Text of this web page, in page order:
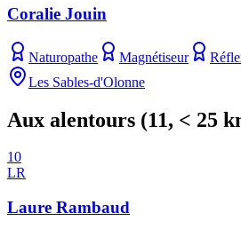
Coralie Jouin
Naturopathe Magnétiseur
Les Sables-d'Olonne
Aux alentours (11, < 25
10
LR
Laure Rambaud